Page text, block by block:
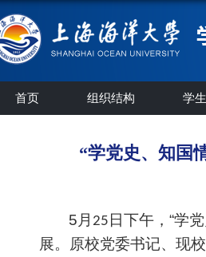
首页 组织结构 学
“学党史、知国
5 月 25 日下午 ， “学
展。 原校党委书记、现